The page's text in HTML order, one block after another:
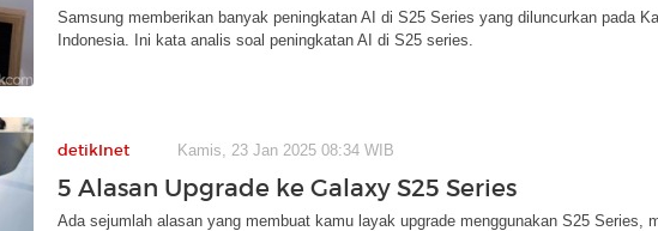
Samsung memberikan banyak peningkatan AI di S25 Series yang diluncurkan pada
Indonesia. Ini kata analis soal peningkatan AI di S25 series.
detikInet Kamis, 23 Jan 2025 08:34 WIB
5 Alasan Upgrade ke Galaxy S25 Series
Ada sejumlah alasan yang membuat kamu layak upgrade menggunakan S25 Series,